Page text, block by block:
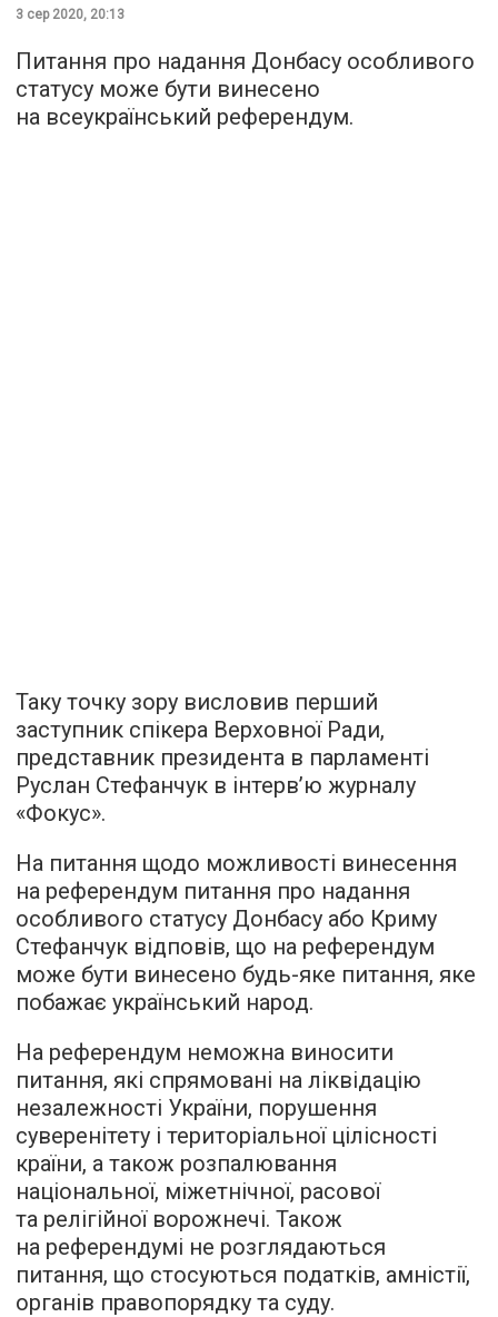
3 сер 2020, 20:13
Питання про надання Донбасу особливого
статусу може бути винесено
на всеукраїнський референдум.
Таку точку зору висловив перший
заступник спікера Верховної Ради,
представник президента в парламенті
Руслан Стефанчук в інтерв’ю журналу
«Фокус».
На питання щодо можливості винесення
на референдум питання про надання
особливого статусу Донбасу або Криму
Стефанчук відповів, що на референдум
може бути винесено будь-яке питання, яке
побажає український народ.
На референдум неможна виносити
питання, які спрямовані на ліквідацію
незалежності України, порушення
суверенітету і територіальної цілісності
країни, а також розпалювання
національної, міжетнічної, расової
та релігійної ворожнечі. Також
на референдумі не розглядаються
питання, що стосуються податків, амністії,
органів правопорядку та суду.